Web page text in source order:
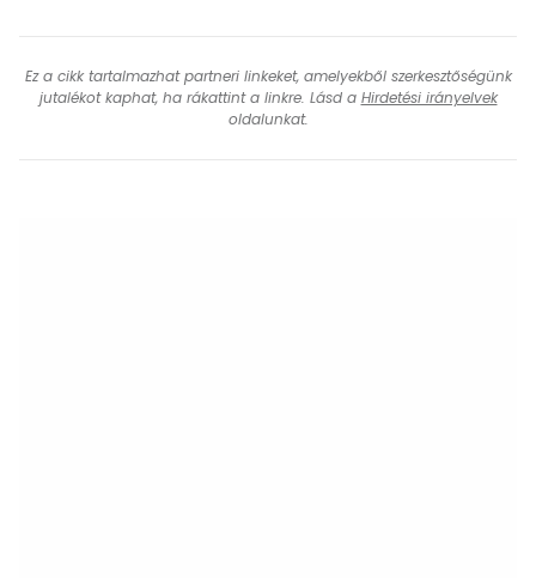
Ez a cikk tartalmazhat partneri linkeket, amelyekből szerkesztőségünk
jutalékot kaphat, ha rákattint a linkre. Lásd a Hirdetési irányelvek
oldalunkat.